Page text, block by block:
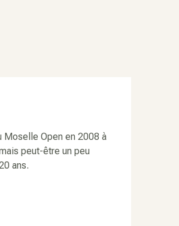
Moselle Open en 2008 à
peut-être un peu
ans.